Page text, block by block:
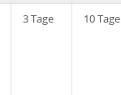
3 Tage 10 Tage